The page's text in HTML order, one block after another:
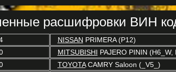
расшифровки ВИН
NISSAN PRIMERA (P12)
MITSUBISHI PAJERO PININ (H6_W,
TOYOTACAMRY Saloon (_V5_)